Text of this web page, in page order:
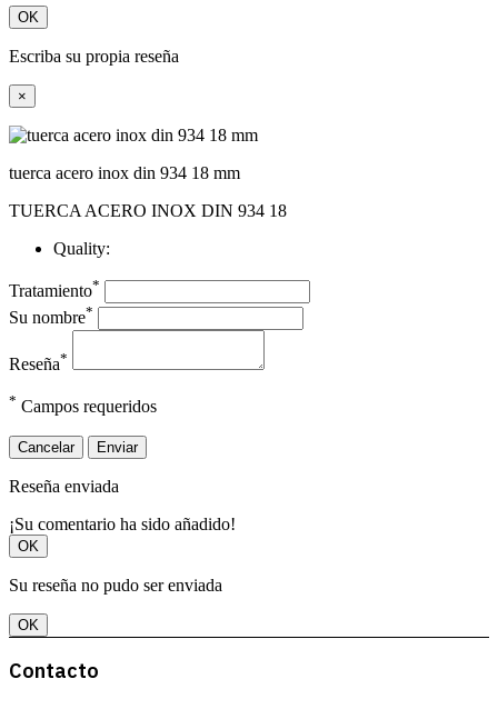
OK
Escriba su propia reseña
×
tuerca acero inox din 934 18 mm
TUERCA ACERO INOX DIN 934 18
Quality:
Tratamiento*
Su nombre*
Reseña*
* Campos requeridos
Cancelar Enviar
Reseña enviada
¡Su comentario ha sido añadido!
OK
Su reseña no pudo ser enviada
OK
Contacto